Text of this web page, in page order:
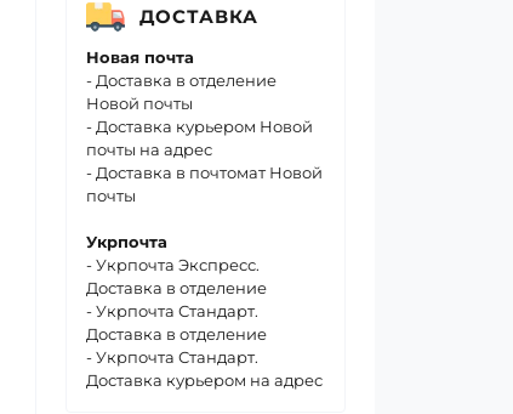
ДОСТАВКА
Новая почта
- Доставка в отделение
Новой почты
- Доставка курьером Новой
почты на адрес
- Доставка в почтомат Новой
почты
Укрпочта
- Укрпочта Экспресс.
Доставка в отделение
- Укрпочта Стандарт.
Доставка в отделение
- Укрпочта Стандарт.
Доставка курьером на адрес